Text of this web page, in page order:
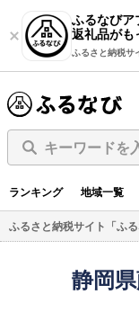
ふるなびア
返礼品がも
ふるさと納税サ
キーワードを
ランキング 地域一覧
ふるさと納税サイト「ふる
静岡